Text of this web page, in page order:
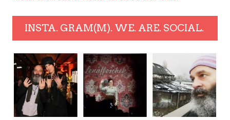
INSTA. GRAM(M). WE. ARE. SOCIAL.